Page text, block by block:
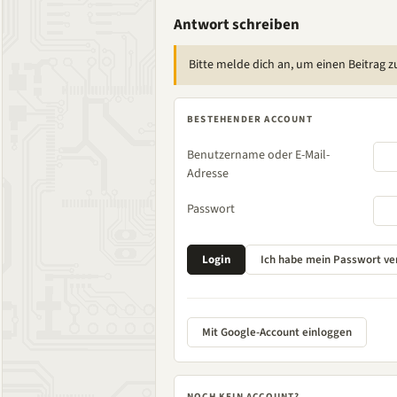
Antwort schreiben
Bitte melde dich an, um einen Beitrag
BESTEHENDER ACCOUNT
Benutzername oder E-Mail-
Adresse
Passwort
Mit Google-Account einloggen